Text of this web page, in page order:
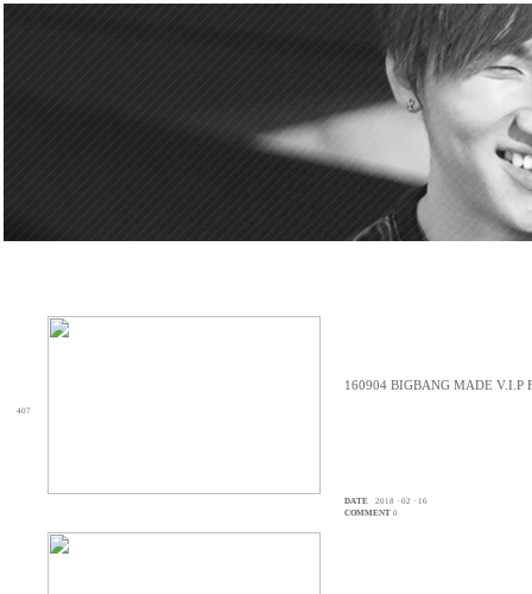
407
160904 BIGBANG MADE V.I.P
DATE
2018 · 02 · 16
COMMENT 0